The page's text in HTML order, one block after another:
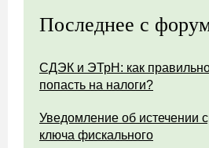
Последнее с
СДЭК и ЭТрН: как
попасть на налоги?
Уведомление об истечении
ключа фискального